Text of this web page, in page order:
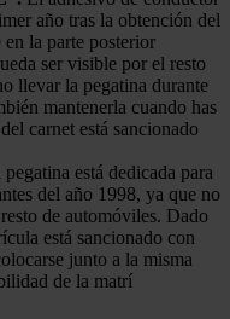
año tras la obtención del
la parte posterior
ser visible por el resto
llevar la pegatina durante
mantenerla cuando has
carnet está sancionado
pegatina está dedicada para
del año 1998, ya que no
de automóviles. Dado
está sancionado con
junto a la misma
de la matrí